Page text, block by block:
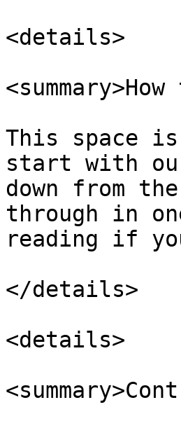
<details>
This space
start with
down from
through in
reading if
</details>
<details>